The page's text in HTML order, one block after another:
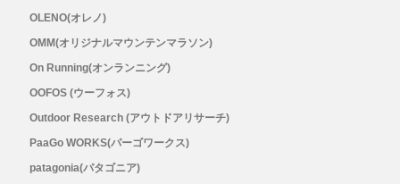
OLENO(オレノ)
OMM(オリジナルマウンテンマラソン)
On Running(オンランニング)
OOFOS (ウーフォス)
Outdoor Research (アウトドアリサーチ)
PaaGo WORKS(パーゴワークス)
patagonia(パタゴニア)